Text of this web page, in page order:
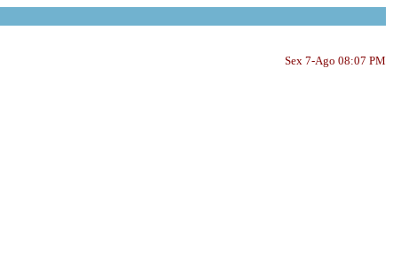
Sex 7-Ago 08:07 PM